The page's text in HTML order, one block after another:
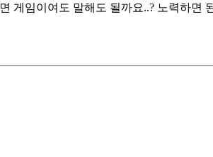
게임이여도 말해도 될까요..? 노력하